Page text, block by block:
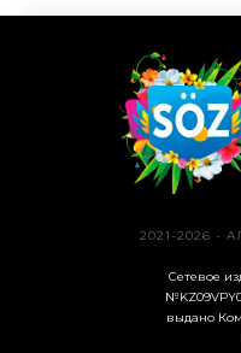
2021-2026 -
Сетевое
выдано